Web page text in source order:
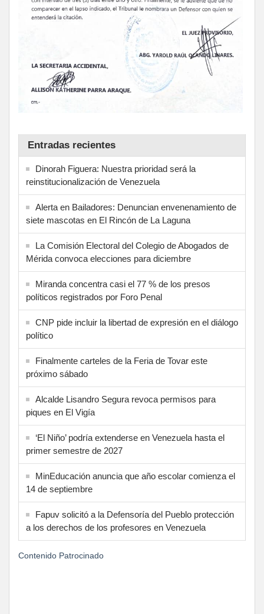
Entradas recientes
Dinorah Figuera: Nuestra prioridad será la
reinstitucionalización de Venezuela
Alerta en Bailadores: Denuncian envenenamiento de
siete mascotas en El Rincón de La Laguna
La Comisión Electoral del Colegio de Abogados de
Mérida convoca elecciones para diciembre
Miranda concentra casi el 77 % de los presos
políticos registrados por Foro Penal
CNP pide incluir la libertad de expresión en el diálogo
político
Finalmente carteles de la Feria de Tovar este
próximo sábado
Alcalde Lisandro Segura revoca permisos para
piques en El Vigía
‘El Niño’ podría extenderse en Venezuela hasta el
primer semestre de 2027
MinEducación anuncia que año escolar comienza el
14 de septiembre
Fapuv solicitó a la Defensoría del Pueblo protección
a los derechos de los profesores en Venezuela
Contenido Patrocinado